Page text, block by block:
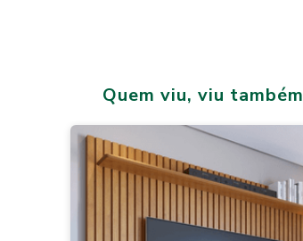
Quem viu, viu também